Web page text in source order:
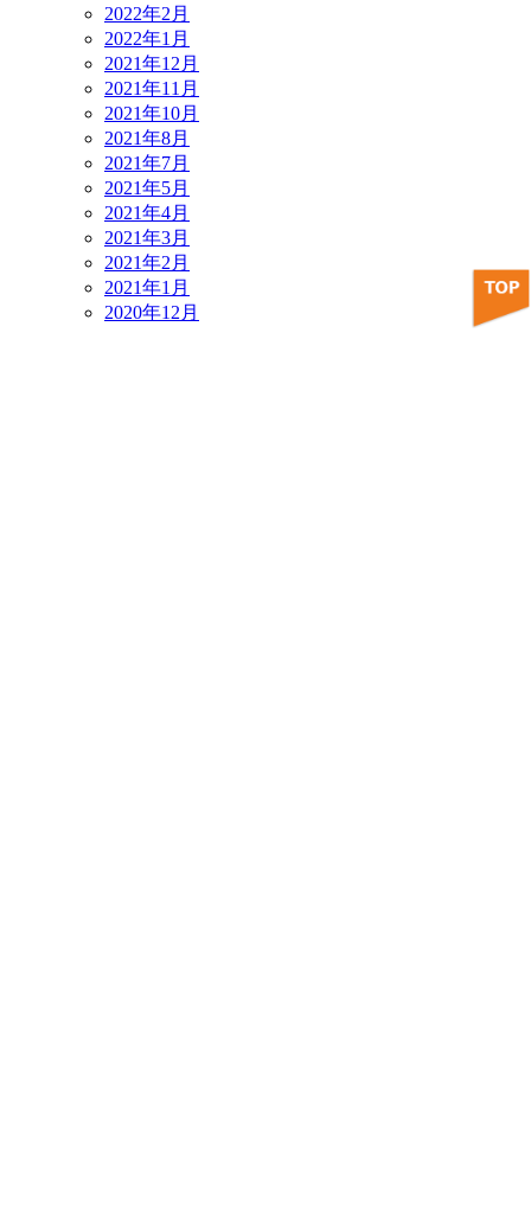
2022年2月
2022年1月
2021年12月
2021年11月
2021年10月
2021年8月
2021年7月
2021年5月
2021年4月
2021年3月
2021年2月
2021年1月
2020年12月